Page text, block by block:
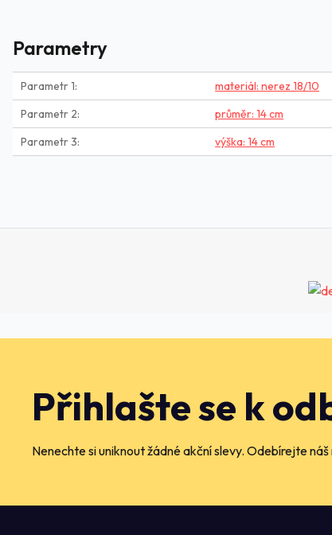
Parametry
Parametr 1
materiál: nerez 18/10
Parametr 2
průměr: 14 cm
Parametr 3
výška: 14 cm
Přihlašte se k
Nenechte si uniknout žádné akční slevy. Odebírejte